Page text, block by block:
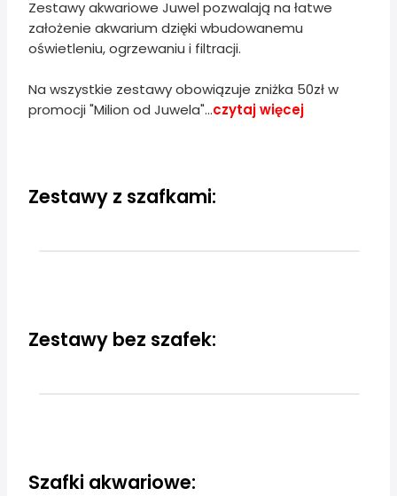
Zestawy akwariowe Juwel pozwalają na łatwe
założenie akwarium dzięki wbudowanemu
oświetleniu, ogrzewaniu i filtracji.
Na wszystkie zestawy obowiązuje zniżka 50zł w
promocji "Milion od Juwela"...czytaj więcej
Zestawy z szafkami:
Zestawy bez szafek:
Szafki akwariowe: